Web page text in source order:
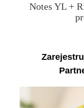
Notes YL +